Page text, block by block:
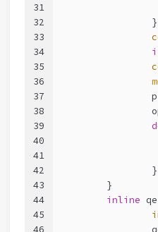
31
32
33
34
35
36
37
38
39
40
41
42
43
44
45
46
		}
		}
	}
inline qe